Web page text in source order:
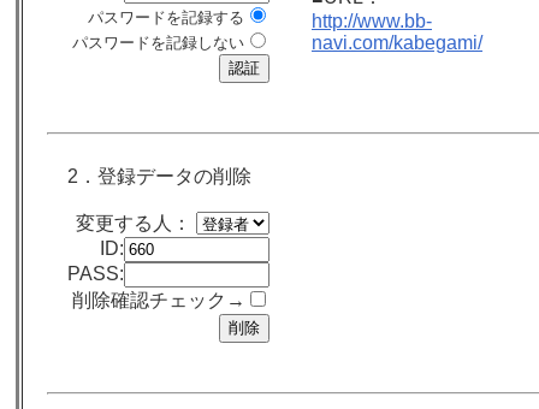
パスワードを記録する
パスワードを記録しない
http://www.bb-
navi.com/kabegami/
2．登録データの削除
変更する人：
ID:
PASS:
削除確認チェック→